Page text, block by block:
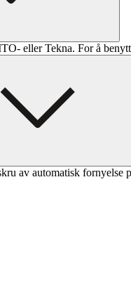
eller Tekna. For å
av automatisk fornyelse